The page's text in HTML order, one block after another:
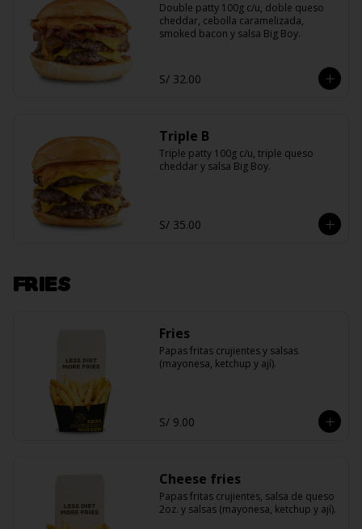
Double patty 100g c/u, doble queso
cheddar, cebolla caramelizada,
smoked bacon y salsa Big Boy.
S/ 32.00
Triple B
Triple patty 100g c/u, triple queso
cheddar y salsa Big Boy.
S/ 35.00
FRIES
Fries
Papas fritas crujientes y salsas
(mayonesa, ketchup y ají).
S/ 9.00
Cheese fries
Papas fritas crujientes, salsa de queso
2oz. y salsas (mayonesa, ketchup y ají).